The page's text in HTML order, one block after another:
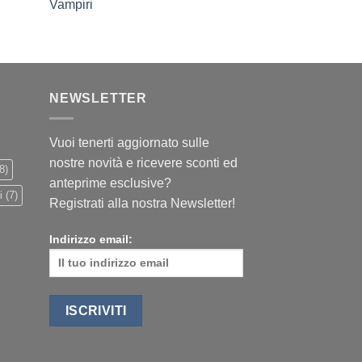
Vampiri
(7)
NEWSLETTER
Vuoi tenerti aggiornato sulle
nostre novità e ricevere sconti ed
anteprime esclusive?
Registrati alla nostra Newsletter!
Indirizzo email: